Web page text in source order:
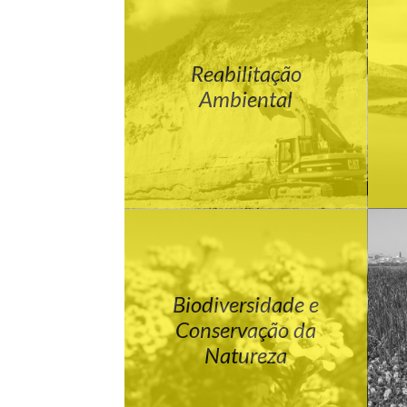
Reabilitação
Ambiental
Biodiversidade e
Conservação da
Natureza